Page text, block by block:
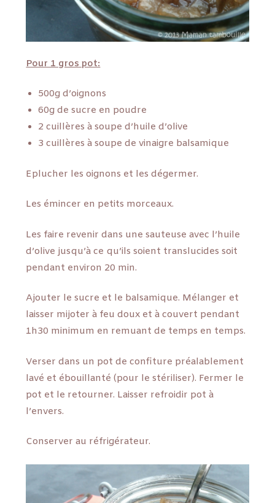
Pour 1 gros pot:
500g d’oignons
60g de sucre en poudre
2 cuillères à soupe d’huile d’olive
3 cuillères à soupe de vinaigre balsamique
Eplucher les oignons et les dégermer.
Les émincer en petits morceaux.
Les faire revenir dans une sauteuse avec l’huile
d’olive jusqu’à ce qu’ils soient translucides soit
pendant environ 20 min.
Ajouter le sucre et le balsamique. Mélanger et
laisser mijoter à feu doux et à couvert pendant
1h30 minimum en remuant de temps en temps.
Verser dans un pot de confiture préalablement
lavé et ébouillanté (pour le stériliser). Fermer le
pot et le retourner. Laisser refroidir pot à
l’envers.
Conserver au réfrigérateur.